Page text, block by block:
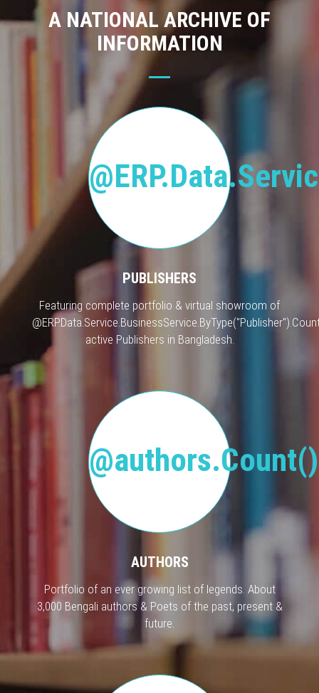
A NATIONAL ARCHIVE OF
INFORMATION
PUBLISHERS
Featuring complete portfolio & virtual showroom of
active Publishers in Bangladesh.
AUTHORS
Portfolio of an ever growing list of legends. About
3,000 Bengali authors & Poets of the past, present &
future.